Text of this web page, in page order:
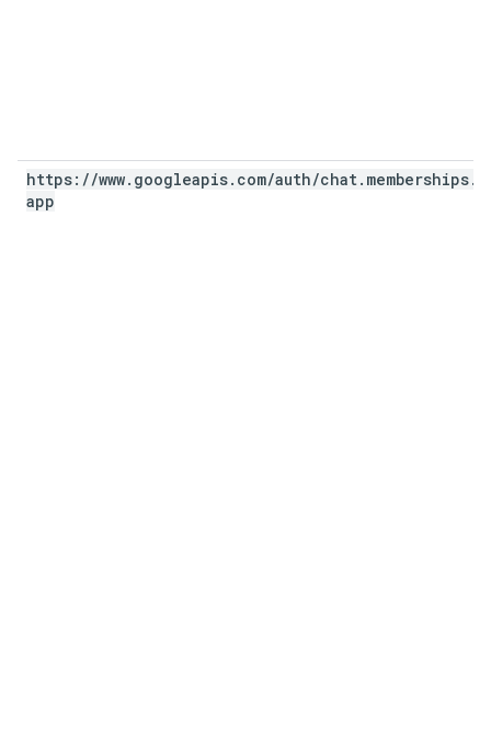
https: //www. googleapis. com/auth/chat. memberships.
app